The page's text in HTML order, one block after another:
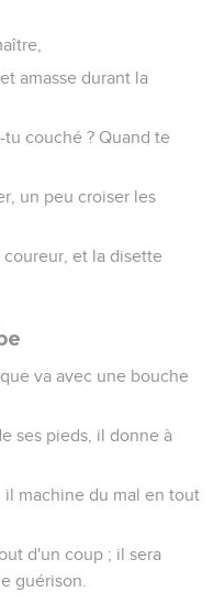
amasse durant la
tu couché ? Quand te
un peu croiser les
et la disette
va avec une bouche
ses pieds, il donne à
il machine du mal en tout
d'un coup ; il sera
guérison.